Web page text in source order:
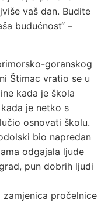
vaš dan. Budite
budućnost“ –
goranskog
Štimac vratio se u
kada je škola
je netko s
osnovati školu.
bio napredan
odgajala ljude
pun dobrih ljudi
pročelnice